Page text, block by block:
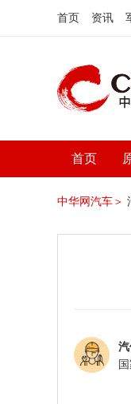
首页 资讯
首页
中华网汽车＞